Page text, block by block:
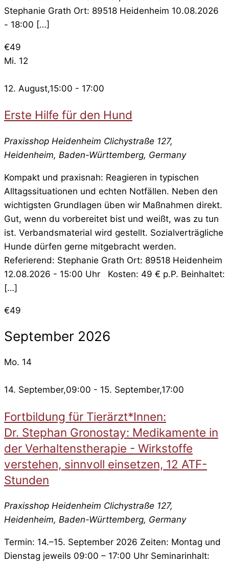
Stephanie Grath Ort: 89518 Heidenheim 10.08.2026
- 18:00 […]
€49
Mi. 12
12. August,15:00 - 17:00
Erste Hilfe für den Hund
Praxisshop Heidenheim Clichystraße 127,
Heidenheim, Baden-Württemberg, Germany
Kompakt und praxisnah: Reagieren in typischen
Alltagssituationen und echten Notfällen. Neben den
wichtigsten Grundlagen üben wir Maßnahmen direkt.
Gut, wenn du vorbereitet bist und weißt, was zu tun
ist. Verbandsmaterial wird gestellt. Sozialverträgliche
Hunde dürfen gerne mitgebracht werden.
Referierend: Stephanie Grath Ort: 89518 Heidenheim
12.08.2026 - 15:00 Uhr Kosten: 49 € p.P. Beinhaltet:
[…]
€49
September 2026
Mo. 14
14. September,09:00 - 15. September,17:00
Fortbildung für Tierärzt*Innen:
Dr. Stephan Gronostay: Medikamente in
der Verhaltenstherapie - Wirkstoffe
verstehen, sinnvoll einsetzen, 12 ATF-
Stunden
Praxisshop Heidenheim Clichystraße 127,
Heidenheim, Baden-Württemberg, Germany
Termin: 14.–15. September 2026 Zeiten: Montag und
Dienstag jeweils 09:00 – 17:00 Uhr Seminarinhalt: